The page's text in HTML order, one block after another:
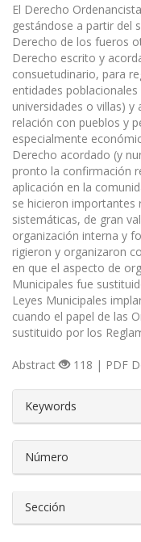
El Derecho
gestándose a partir del
Derecho de los fueros
Derecho escrito y
consuetudinario, para
entidades
universidades o villas)
relación con pueblos y
especialmente
Derecho acordado (y
pronto la confirmación
aplicación en la
se hicieron importantes
sistemáticas, de gran
organización interna y
rigieron y organizaron
en que el aspecto de
Municipales fue
Leyes Municipales
cuando el papel de las
sustituido por los
Abstract 118 | PDF
Keywords
Número
Sección